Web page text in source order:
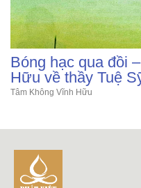
Bóng hạc qua đồi
Hữu về thầy Tuệ
Tâm Không Vĩnh Hữu